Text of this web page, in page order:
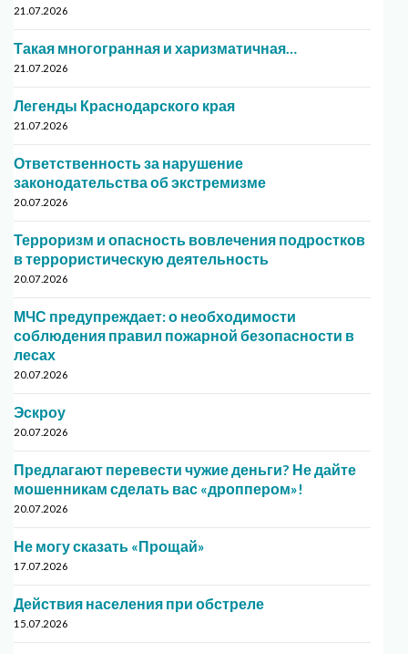
21.07.2026
Такая многогранная и харизматичная…
21.07.2026
Легенды Краснодарского края
21.07.2026
Ответственность за нарушение
законодательства об экстремизме
20.07.2026
Терроризм и опасность вовлечения подростков
в террористическую деятельность
20.07.2026
МЧС предупреждает: о необходимости
соблюдения правил пожарной безопасности в
лесах
20.07.2026
Эскроу
20.07.2026
Предлагают перевести чужие деньги? Не дайте
мошенникам сделать вас «дроппером»!
20.07.2026
Не могу сказать «Прощай»
17.07.2026
Действия населения при обстреле
15.07.2026